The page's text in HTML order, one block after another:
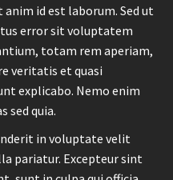
id est laborum. Sed ut
error sit voluptatem
totam rem aperiam,
veritatis et quasi
explicabo. Nemo enim
sed quia.
in voluptate velit
pariatur. Excepteur sint